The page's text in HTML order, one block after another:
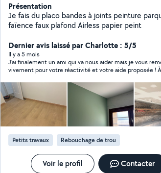
Présentation
Je fais du placo bandes à joints peinture
faïence faux plafond Airless papier peint
Dernier avis laissé par Charlotte : 5/5
Il y a 5 mois
J’ai finalement un ami qui va nous aider mais je vous
vivement pour votre réactivité et votre aide proposée ! À
Petits travaux Rebouchage de trou
Voir le profil Contacter